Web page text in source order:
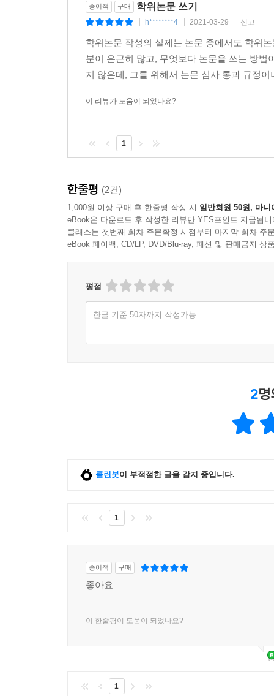
2) 서명(학술지명)
3) 출판사명
4) 참고문헌 표기 시 사용하는 약어
2. 본문에서의 참고문헌 인용
1) 국내 문헌과 동서양 문헌이 모두 포함될 경우
3) 재인용의 경우
3. 참고문헌 작성의 실제
4. 참고문헌 작성 후 점검 사항
1. 영문초록의 내용
2. 영문초록의 시제
3. 영문초록의 문법적인 사항들
2. 부록 작성의 실제
2. 연구문제 작성
3. 용어의 정의
2) 개념적 정의와 조작적 정의
제2장 이론적 배경
2) 목차 구성 방법
3) 마무리
종이책 구매 학위논문 쓰기
h********4 2021-03-29 신고
학위논문 작성의 실제는 논문 중에서도 학위
분이 은근히 많고, 무엇보다 논문을 쓰는 방
지 않은데, 그를 위해서 논문 심사 통과 규정
이 리뷰가 도움이 되었나요?
1
한줄평 (2건)
1,000원 이상 구매 후 한줄평 작성 시 일반회원 50원, 마니
eBook은 다운로드 후 작성한 리뷰만 YES포인트 지급됩니
클래스는 첫번째 회차 주문확정 시점부터 마지막 회차 주
eBook 페이백, CD/LP, DVD/Blu-ray, 패션 및 판매금지 상
평점
한글 기준 50자까지 작성가능
2
클린봇이 부적절한 글을 감지 중입니다.
1
종이책 구매
좋아요
이 한줄평이 도움이 되었나요?
1